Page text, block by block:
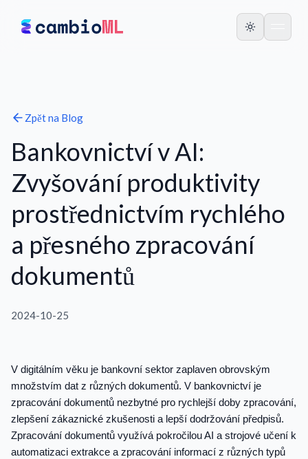
Zpět na Blog
Bankovnictví v AI:
Zvyšování produktivity
prostřednictvím rychlého
a přesného zpracování
dokumentů
2024-10-25
V digitálním věku je bankovní sektor zaplaven obrovským
množstvím dat z různých dokumentů. V bankovnictví je
zpracování dokumentů nezbytné pro rychlejší doby zpracování,
zlepšení zákaznické zkušenosti a lepší dodržování předpisů.
Zpracování dokumentů využívá pokročilou AI a strojové učení k
automatizaci extrakce a zpracování informací z různých typů